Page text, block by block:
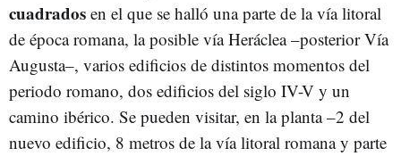
cuadrados en el que se halló una parte de la vía litoral
de época romana, la posible vía Heráclea –posterior Vía
Augusta–, varios edificios de distintos momentos del
periodo romano, dos edificios del siglo IV-V y un
camino ibérico. Se pueden visitar, en la planta –2 del
nuevo edificio, 8 metros de la vía litoral romana y parte